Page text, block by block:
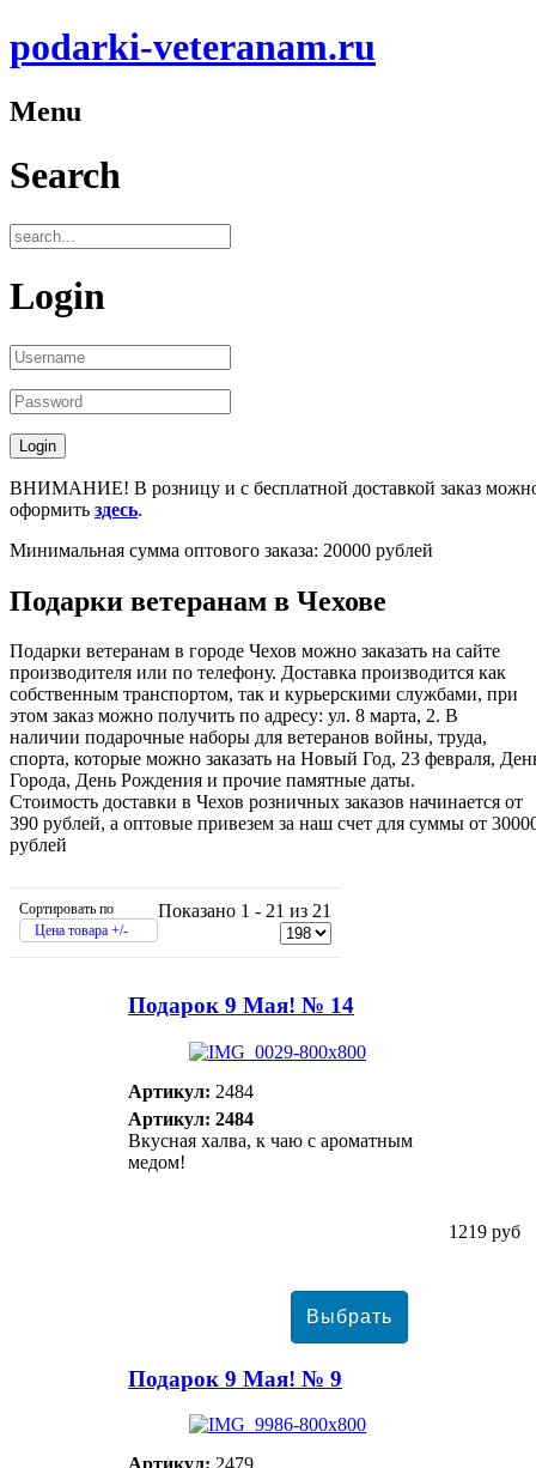
podarki-veteranam.ru
Menu
Search
Login
ВНИМАНИЕ! В розницу и с бесплатной доставкой заказ
оформить здесь.
Минимальная сумма оптового заказа: 20000 рублей
Подарки ветеранам в Чехове
Подарки ветеранам в городе Чехов можно заказать на сайте
производителя или по телефону. Доставка производится как
собственным транспортом, так и курьерскими службами, при
этом заказ можно получить по адресу: ул. 8 марта, 2. В
наличии подарочные наборы для ветеранов войны, труда,
спорта, которые можно заказать на Новый Год, 23 февраля,
Города, День Рождения и прочие памятные даты.
Стоимость доставки в Чехов розничных заказов начинается от
390 рублей, а оптовые привезем за наш счет для суммы от
рублей
Сортировать по
Цена товара +/-
Показано 1 - 21 из 21
Подарок 9 Мая! № 14
Артикул: 2484
Артикул: 2484
Вкусная халва, к чаю с ароматным
медом!
1219 руб
Подарок 9 Мая! № 9